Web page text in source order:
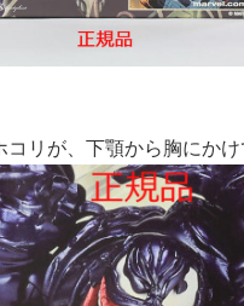
リが、下顎から胸にか